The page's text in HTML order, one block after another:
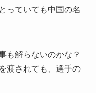
っていても中国の名
も解らないのかな？
渡されても、選手の